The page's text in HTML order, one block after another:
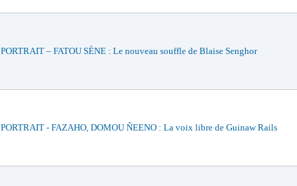
PORTRAIT – FATOU SÈNE : Le nouveau souffle de Blaise Senghor
PORTRAIT - FAZAHO, DOMOU ÑEENO : La voix libre de Guinaw Rails